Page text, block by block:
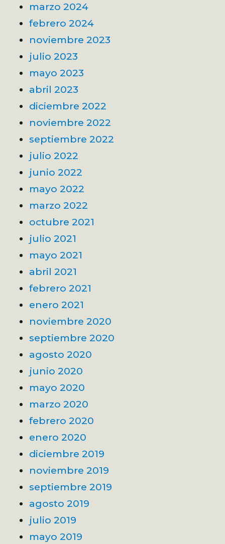
marzo 2024
febrero 2024
noviembre 2023
julio 2023
mayo 2023
abril 2023
diciembre 2022
noviembre 2022
septiembre 2022
julio 2022
junio 2022
mayo 2022
marzo 2022
octubre 2021
julio 2021
mayo 2021
abril 2021
febrero 2021
enero 2021
noviembre 2020
septiembre 2020
agosto 2020
junio 2020
mayo 2020
marzo 2020
febrero 2020
enero 2020
diciembre 2019
noviembre 2019
septiembre 2019
agosto 2019
julio 2019
mayo 2019